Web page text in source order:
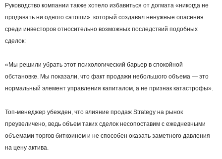
Руководство компании также хотело избавиться от догмата «никогда не
продавать ни одного сатоши». который создавал ненужные опасения
среди инвесторов относительно возможных последствий подобных
сделок:
«Мы решили убрать этот психологический барьер в спокойной
обстановке. Мы показали, что факт продажи небольшого объема — это
нормальный элемент управления капиталом, а не признак катастрофы».
Топ-менеджер убежден, что влияние продаж Strategy на рынок
преувеличено, ведь объем таких сделок несопоставим с ежедневными
объемами торгов биткоином и не способен оказать заметного давления
на цену актива.